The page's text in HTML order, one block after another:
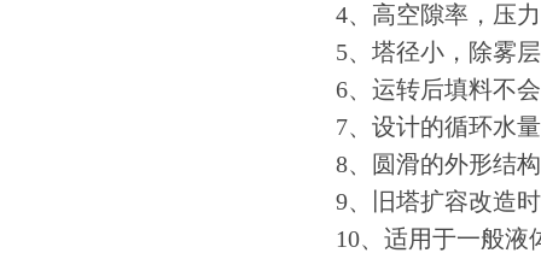
4、高空隙率，压
5、塔径小，除雾
6、运转后填料不
7、设计的循环水
8、圆滑的外形结
9、旧塔扩容改造
10、适用于一般